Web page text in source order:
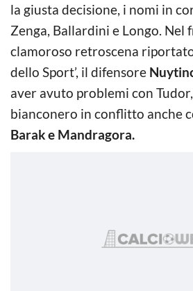
la giusta decisione, i nomi in
Zenga, Ballardini e Longo. Nel
clamoroso retroscena riportato
dello Sport’, il difensore
aver avuto problemi con Tudor,
bianconero in conflitto anche
Barak e Mandragora.